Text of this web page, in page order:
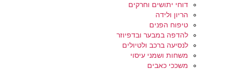
דוחי יתושים וחרקים
הריון ולידה
טיפוח הפנים
להדפה במבער ובדפיוזר
לנסיעה ברכב ולטיולים
משחות ושמני עיסוי
משככי כאבים